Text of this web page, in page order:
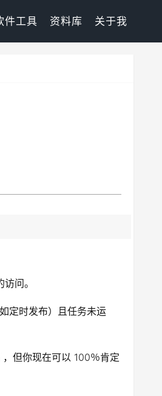
件工具 资料库 关于我
问。
定时发布）且任务未运
但你现在可以 100％肯定